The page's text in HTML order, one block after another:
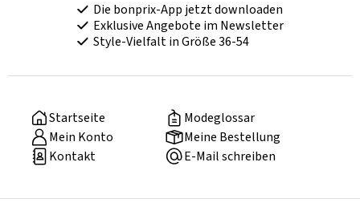
Die bonprix-App jetzt downloaden
Exklusive Angebote im Newsletter
Style-Vielfalt in Größe 36-54
Startseite
Modeglossar
Mein Konto
Meine Bestellung
Kontakt
E-Mail schreiben